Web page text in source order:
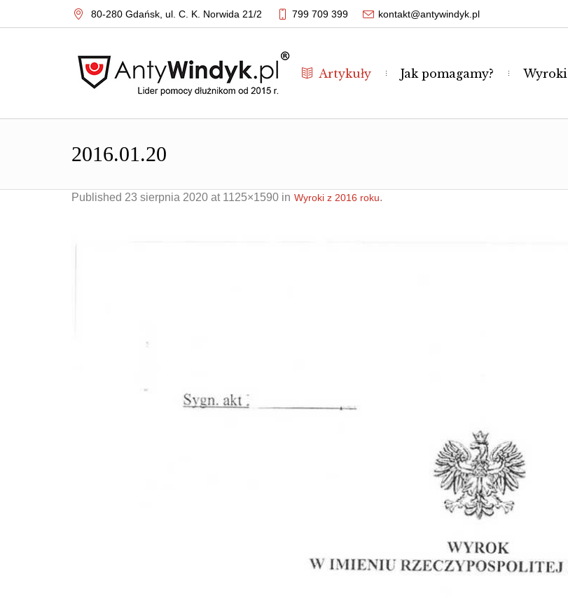
80-280 Gdańsk, ul. C. K. Norwida 21/2 799 709 399 kontakt@antywindyk.pl
Artykuły Jak pomagamy? Wyroki
2016.01.20
Published 23 sierpnia 2020 at 1125×1590 in Wyroki z 2016 roku.